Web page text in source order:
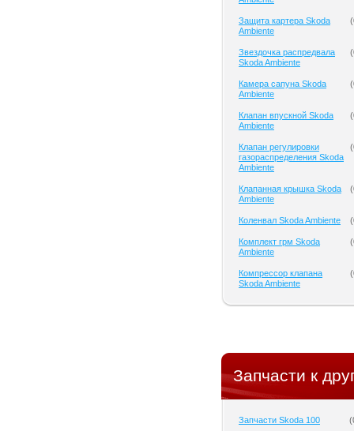
Защита картера Skoda
Ambiente
(
Звездочка распредвала
Skoda Ambiente
(
Камера сапуна Skoda
Ambiente
(
Клапан впускной Skoda
Ambiente
(
Клапан регулировки
газораспределения Skoda
Ambiente
(
Клапанная крышка Skoda
Ambiente
(
Коленвал Skoda Ambiente (
Комплект грм Skoda
Ambiente
(
Компрессор клапана
Skoda Ambiente
(
Запчасти к
Запчасти Skoda 100 (